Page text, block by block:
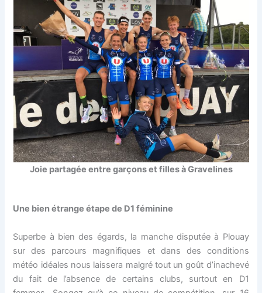
Joie partagée entre garçons et filles à Gravelines
Une bien étrange étape de D1 féminine
Superbe à bien des égards, la manche disputée à Plouay
sur des parcours magnifiques et dans des conditions
météo idéales nous laissera malgré tout un goût d’inachevé
du fait de l’absence de certains clubs, surtout en D1